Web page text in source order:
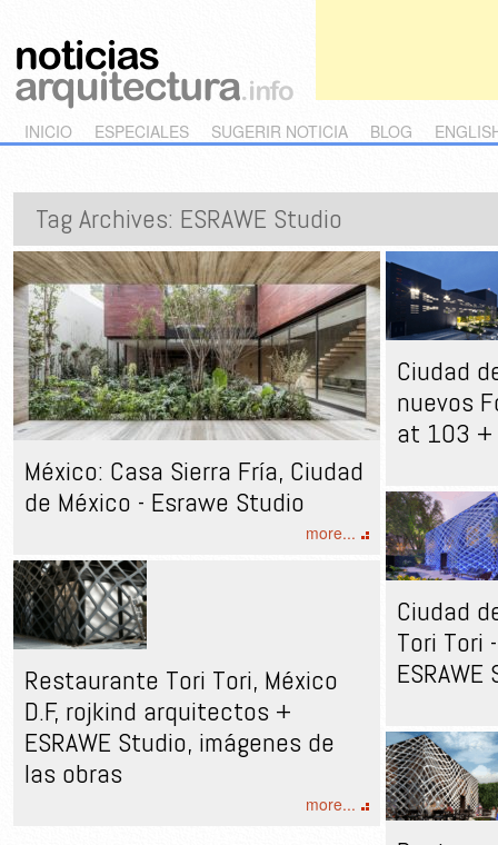
Main menu
Skip to primary content
Skip to secondary content
INICIO ESPECIALES SUGERIR NOTICIA BLOG
Tag Archives: ESRAWE Studio
México: Casa Sierra Fría, Ciudad
de México - Esrawe Studio
more...
Ciudad
nuevos
at 103 +
Ciudad
Tori Tori
Restaurante Tori Tori, México
D.F, rojkind arquitectos +
ESRAWE Studio, imágenes de
las obras
more...